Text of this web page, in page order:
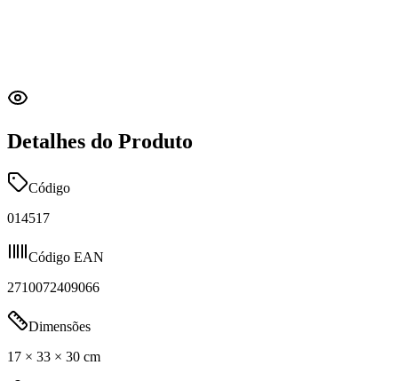
Detalhes do Produto
Código
014517
Código EAN
2710072409066
Dimensões
17 × 33 × 30 cm